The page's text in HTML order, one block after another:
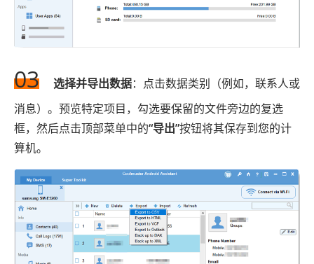
03 选择并导出数据：点击数据类别（例如，联系人或
消息）。预览特定项目，勾选要保留的文件旁边的复选
框，然后点击顶部菜单中的“导出”按钮将其保存到您的计
算机。